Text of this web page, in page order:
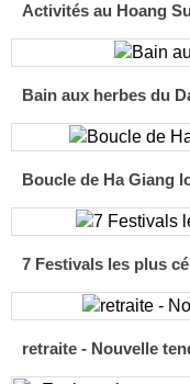
Activités au Hoang
Bain aux herbes du
Boucle de Ha Giang
7 Festivals les plus
retraite - Nouvelle